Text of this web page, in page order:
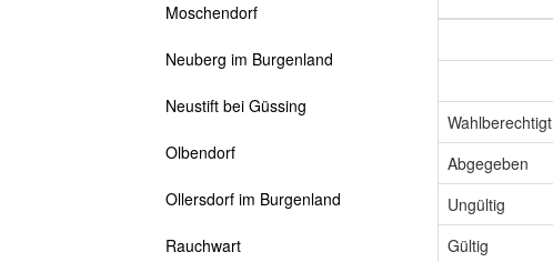
Moschendorf
Neuberg im Burgenland
Neustift bei Güssing
Olbendorf
Ollersdorf im Burgenland
Rauchwart
Wahlberechtigt
Abgegeben
Ungültig
Gültig